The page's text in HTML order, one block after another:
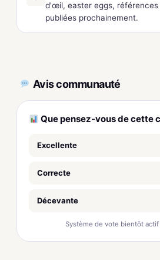
d'œil, easter eggs, références
publiées prochainement.
Avis communauté
Que pensez-vous de cette
Excellente
Correcte
Décevante
Système de vote bientôt actif